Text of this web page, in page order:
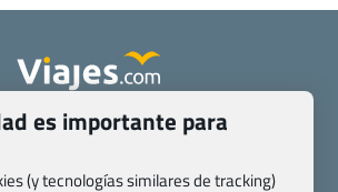
somos
Contacto
Salud y otras disposiciones específicas
Registro de agencias
es importante para
(y tecnologías similares de tracking)